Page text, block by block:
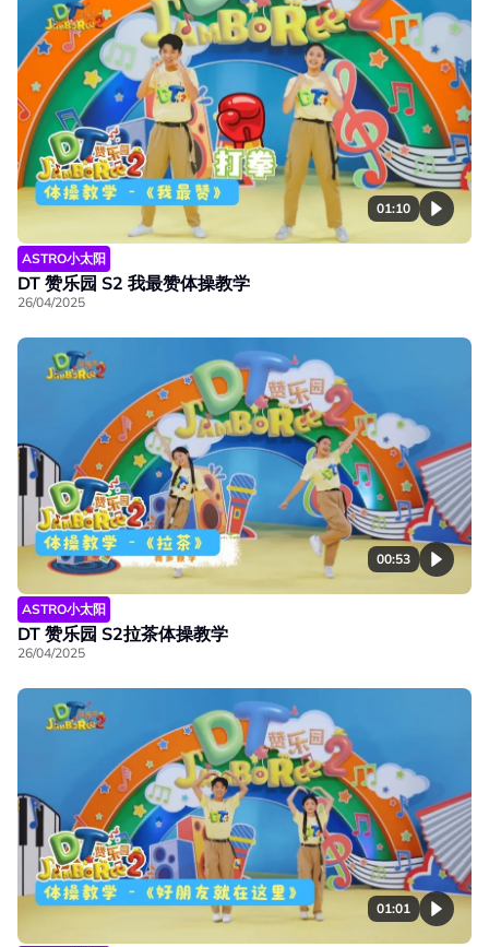
01:10
ASTRO小太阳
DT 赞乐园 S2 我最赞体操教学
26/04/2025
00:53
ASTRO小太阳
DT 赞乐园 S2拉茶体操教学
26/04/2025
01:01